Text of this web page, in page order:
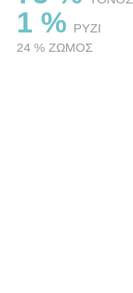
1 % ΡΥΖΙ
24 % ΖΩΜΟΣ